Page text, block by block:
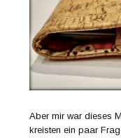
Aber mir war dieses
kreisten ein paar